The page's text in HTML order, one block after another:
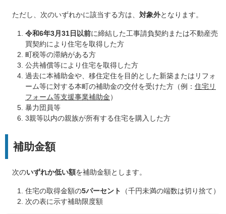
ただし、次のいずれかに該当する方は、 対象外となります。
令和6年3月31日以前に締結した工事請負契約または不動産売
買契約により住宅を取得した方
町税等の滞納がある方
公共補償等により住宅を取得した方
過去に本補助金や、移住定住を目的とした新築またはリフォ
ーム等に対する本町の補助金の交付を受けた方（例： 住宅リ
フォーム等支援事業補助金）
暴力団員等
3親等以内の親族が所有する住宅を購入した方
補助金額
次のいずれか低い額を補助金額とします。
住宅の取得金額の5パーセント
（千円未満の端数は切り捨て）
次の表に示す補助限度額